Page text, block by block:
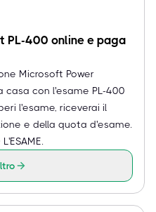
PL-400 online e paga
Microsoft Power
casa con l'esame PL-400
l'esame, riceverai il
e della quota d'esame.